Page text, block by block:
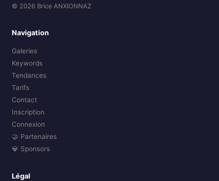
© 2026 Brice ANXIONNAZ
Navigation
Galeries
Keywords
Tendances
Tarifs
Contact
Inscription
Connexion
🤝 Partenaires
💎 Sponsors
Légal